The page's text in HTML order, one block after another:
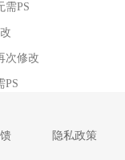
需PS
次修改
PS
隐私政策